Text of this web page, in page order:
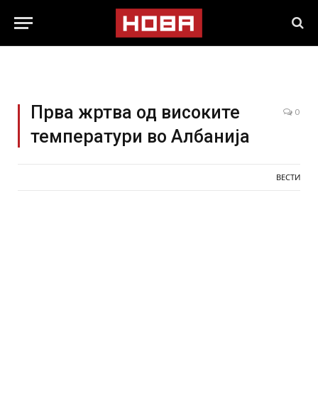
Прва жртва од високите
температури во Албанија
0
ВЕСТИ